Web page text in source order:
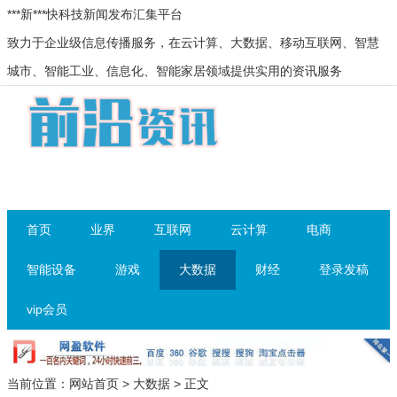
***新***快科技新闻发布汇集平台
致力于企业级信息传播服务，在云计算、大数据、移动互联网、智慧
城市、智能工业、信息化、智能家居领域提供实用的资讯服务
首页 业界 互联网 云计算 电商
智能设备 游戏 大数据 财经 登录发稿
vip会员
当前位置： 网站首页 > 大数据 > 正文